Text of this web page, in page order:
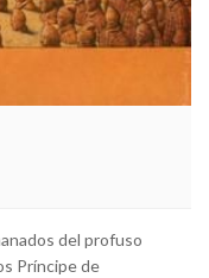
del profuso
Príncipe de